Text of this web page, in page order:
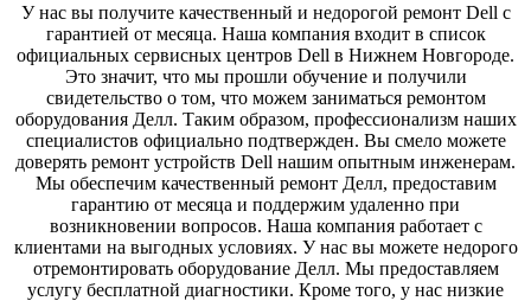
У нас вы получите качественный и недорогой ремонт Dell с
гарантией от месяца. Наша компания входит в список
официальных сервисных центров Dell в Нижнем Новгороде.
Это значит, что мы прошли обучение и получили
свидетельство о том, что можем заниматься ремонтом
оборудования Делл. Таким образом, профессионализм наших
специалистов официально подтвержден. Вы смело можете
доверять ремонт устройств Dell нашим опытным инженерам.
Мы обеспечим качественный ремонт Делл, предоставим
гарантию от месяца и поддержим удаленно при
возникновении вопросов. Наша компания работает с
клиентами на выгодных условиях. У нас вы можете недорого
отремонтировать оборудование Делл. Мы предоставляем
услугу бесплатной диагностики. Кроме того, у нас низкие